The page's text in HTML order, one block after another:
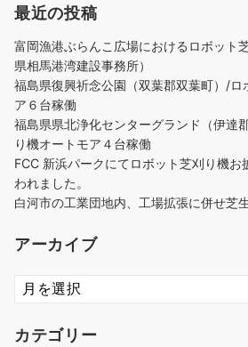
最近の投稿
富岡漁港ぶらんこ広場におけるロボット
県相馬港湾建設事務所）
福島県復興祈念公園（双葉郡双葉町）/ロ
ア６台稼働
福島県県北浄化センターグランド（伊達
り機オートモア４台稼働
FCC 新浜パークにてロボット芝刈り機お
われました。
白河市の工業団地内、工場拡張に併せ芝
アーカイブ
ア
ー
イ
カテゴリー